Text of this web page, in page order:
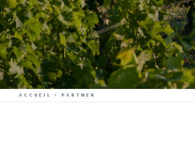
ACCUEIL > PARTNER